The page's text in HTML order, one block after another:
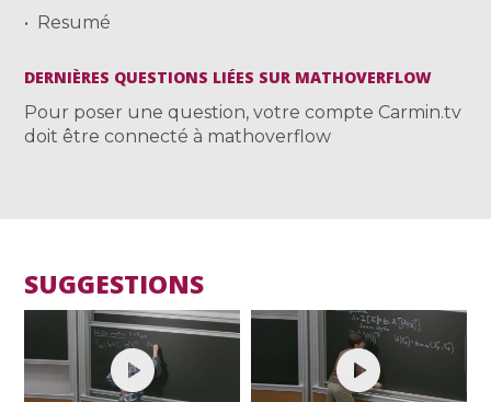
Resumé
DERNIÈRES QUESTIONS LIÉES SUR MATHOVERFLOW
Pour poser une question, votre compte Carmin.tv
doit être connecté à mathoverflow
SUGGESTIONS